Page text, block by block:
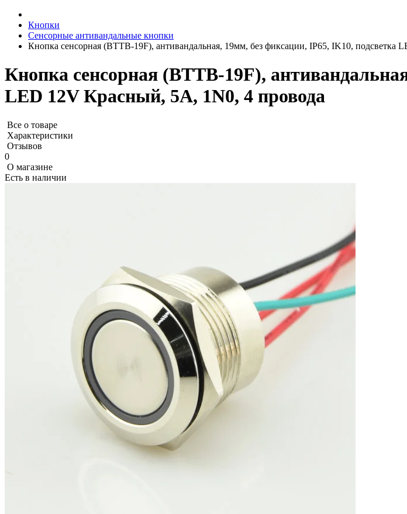
Кнопки
Сенсорные антивандальные кнопки
Кнопка сенсорная (BTTB-19F), антивандальная, 19мм, без фиксации, IP65, IK10, подсветка
Кнопка сенсорная (BTTB-19F),
LED 12V Красный, 5А, 1N0, 4 провода
Все о товаре
Характеристики
Отзывов
0
О магазине
Есть в наличии